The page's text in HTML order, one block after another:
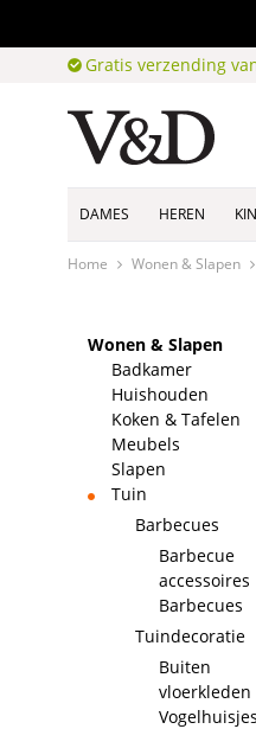
Gratis verzending
DAMES HEREN
Home Wonen & Slapen
Wonen & Slapen
Badkamer
Huishouden
Koken & Tafelen
Meubels
Slapen
Tuin
Barbecues
Barbecue
accessoires
Barbecues
Tuindecoratie
Buiten
vloerkleden
Vogelhuisjes